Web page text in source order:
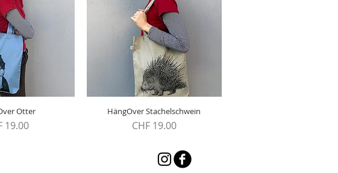
Otter
19.00
Schnellansicht
HängOver Stachelschwein
Preis
CHF 19.00